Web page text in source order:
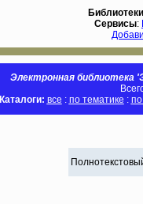
Библиотеки
Сервисы:
Электронная библиотека
Каталоги: все : по тематике :